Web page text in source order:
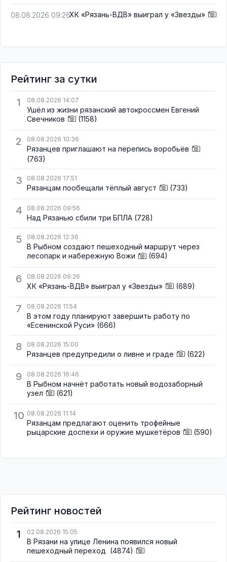
08.08.2026 09:26ХК «Рязань-ВДВ» выиграл у «Звезды»
Рейтинг за сутки
1
08.08.2026 14:07
Ушёл из жизни рязанский автокроссмен Евгений
Свечников
(1158)
2 08.08.2026 10:36
Рязанцев приглашают на перепись воробьёв
(763)
3 08.08.2026 17:51
Рязанцам пообещали тёплый август (733)
4 08.08.2026 09:56
Над Рязанью сбили три БПЛА (728)
5 08.08.2026 12:36
В Рыбном создают пешеходный маршрут через
лесопарк и набережную Вожи
(694)
6 08.08.2026 09:26
ХК «Рязань-ВДВ» выиграл у «Звезды» (689)
7 08.08.2026 11:54
В этом году планируют завершить работу по
«Есенинской Руси» (666)
8 08.08.2026 15:00
Рязанцев предупредили о ливне и граде (622)
9 08.08.2026 16:46
В Рыбном начнёт работать новый водозаборный
узел
(621)
10 08.08.2026 11:14
Рязанцам предлагают оценить трофейные
рыцарские доспехи и оружие мушкетёров
(590)
Рейтинг новостей
1
02.08.2026 15:05
В Рязани на улице Ленина появился новый
пешеходный переход (4874)